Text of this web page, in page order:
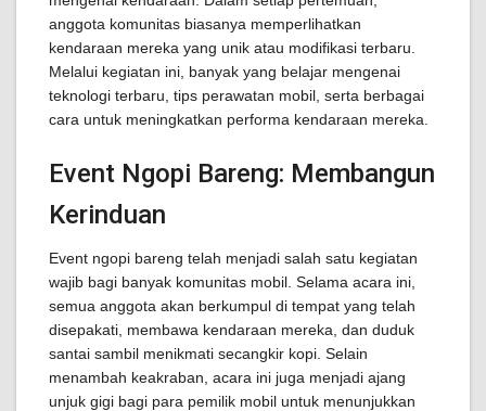
anggota komunitas biasanya memperlihatkan
kendaraan mereka yang unik atau modifikasi terbaru.
Melalui kegiatan ini, banyak yang belajar mengenai
teknologi terbaru, tips perawatan mobil, serta berbagai
cara untuk meningkatkan performa kendaraan mereka.
Event Ngopi Bareng: Membangun
Kerinduan
Event ngopi bareng telah menjadi salah satu kegiatan
wajib bagi banyak komunitas mobil. Selama acara ini,
semua anggota akan berkumpul di tempat yang telah
disepakati, membawa kendaraan mereka, dan duduk
santai sambil menikmati secangkir kopi. Selain
menambah keakraban, acara ini juga menjadi ajang
unjuk gigi bagi para pemilik mobil untuk menunjukkan